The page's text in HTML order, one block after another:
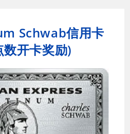
Schwab信用卡
开卡奖励)